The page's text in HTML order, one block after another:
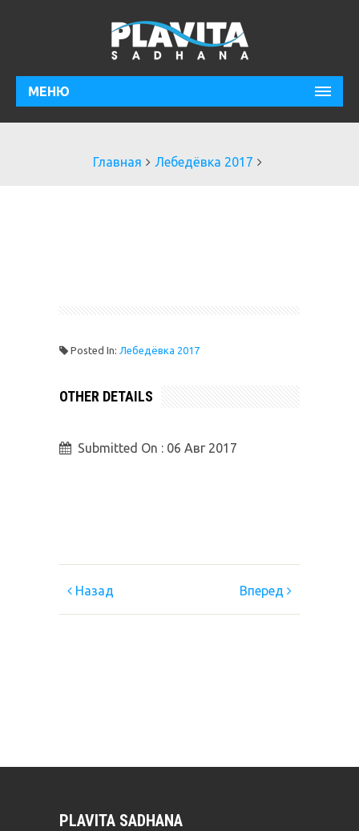
МЕНЮ
Главная Лебедёвка 2017
Posted In: Лебедёвка 2017
OTHER DETAILS
Submitted On : 06 Авг 2017
Назад Вперед
PLAVITA SADHANA